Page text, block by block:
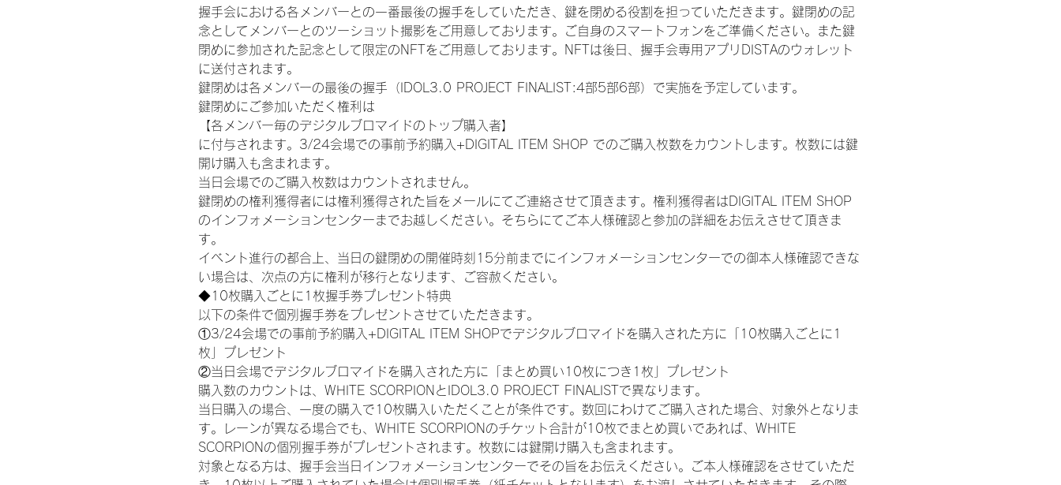
握手会における各メンバーとの一番最後の握手をしていただき、鍵を閉める役割を担っていただきます。鍵閉めの記
念としてメンバーとのツーショット撮影をご用意しております。ご自身のスマートフォンをご準備ください。また鍵
閉めに参加された記念として限定のNFTをご用意しております。NFTは後日、握手会専用アプリDISTAのウォレット
に送付されます。
鍵閉めは各メンバーの最後の握手（IDOL3.0 PROJECT FINALIST:4部5部6部）で実施を予定しています。
鍵閉めにご参加いただく権利は
【各メンバー毎のデジタルブロマイドのトップ購入者】
に付与されます。3/24会場での事前予約購入+DIGITAL ITEM SHOP でのご購入枚数をカウントします。枚数には鍵
開け購入も含まれます。
当日会場でのご購入枚数はカウントされません。
鍵閉めの権利獲得者には権利獲得された旨をメールにてご連絡させて頂きます。権利獲得者はDIGITAL ITEM SHOP
のインフォメーションセンターまでお越しください。そちらにてご本人様確認と参加の詳細をお伝えさせて頂きま
す。
イベント進行の都合上、当日の鍵閉めの開催時刻15分前までにインフォメーションセンターでの御本人様確認できな
い場合は、次点の方に権利が移行となります、ご容赦ください。
◆10枚購入ごとに1枚握手券プレゼント特典
以下の条件で個別握手券をプレゼントさせていただきます。
①3/24会場での事前予約購入+DIGITAL ITEM SHOPでデジタルブロマイドを購入された方に「10枚購入ごとに1
枚」プレゼント
②当日会場でデジタルブロマイドを購入された方に「まとめ買い10枚につき1枚」プレゼント
購入数のカウントは、WHITE SCORPIONとIDOL3.0 PROJECT FINALISTで異なります。
当日購入の場合、一度の購入で10枚購入いただくことが条件です。数回にわけてご購入された場合、対象外となりま
す。レーンが異なる場合でも、WHITE SCORPIONのチケット合計が10枚でまとめ買いであれば、WHITE
SCORPIONの個別握手券がプレゼントされます。枚数には鍵開け購入も含まれます。
対象となる方は、握手会当日インフォメーションセンターでその旨をお伝えください。ご本人様確認をさせていただ